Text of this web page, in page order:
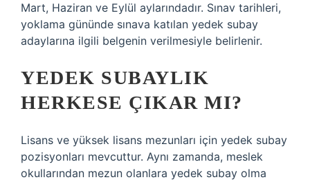
Mart, Haziran ve Eylül aylarındadır. Sınav tarihleri,
yoklama gününde sınava katılan yedek subay
adaylarına ilgili belgenin verilmesiyle belirlenir.
YEDEK SUBAYLIK
HERKESE ÇIKAR MI?
Lisans ve yüksek lisans mezunları için yedek subay
pozisyonları mevcuttur. Aynı zamanda, meslek
okullarından mezun olanlara yedek subay olma